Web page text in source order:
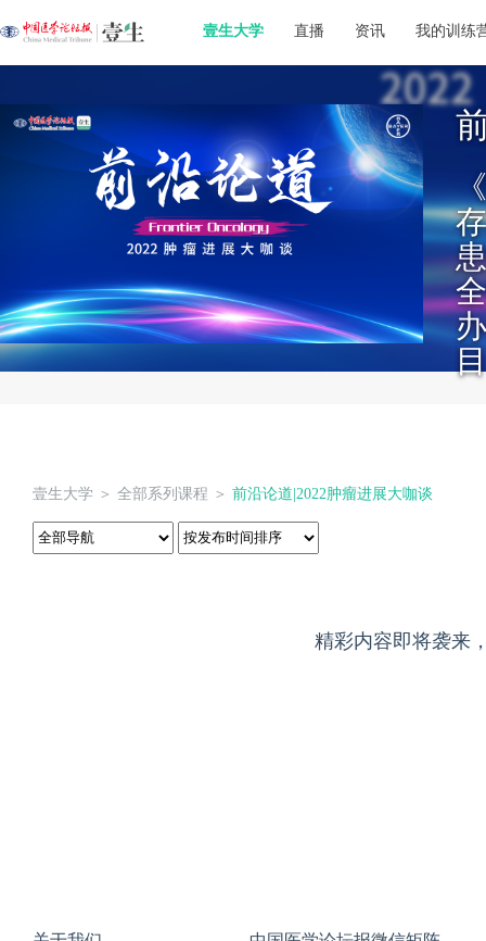
壹生大学 直播 资讯 我的训练
壹生大学 ＞ 全部系列课程 ＞ 前沿论道|2022肿瘤进展大咖谈
精彩内容即将袭来